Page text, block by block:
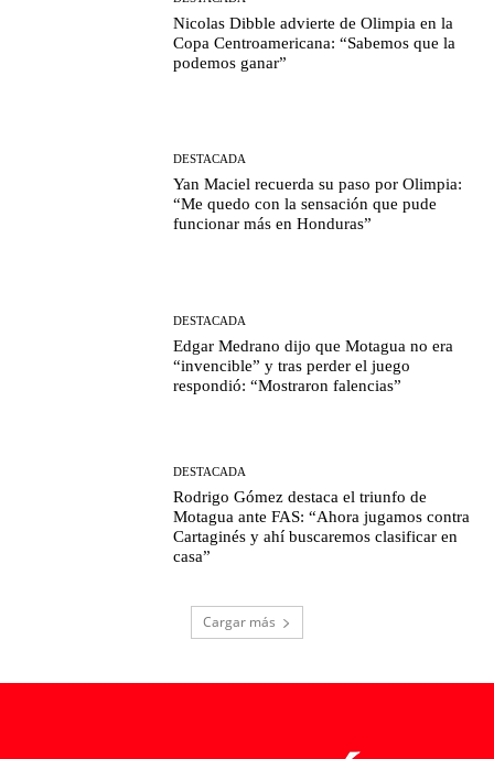
Nicolas Dibble advierte de Olimpia en la
Copa Centroamericana: “Sabemos que la
podemos ganar”
DESTACADA
Yan Maciel recuerda su paso por Olimpia:
“Me quedo con la sensación que pude
funcionar más en Honduras”
DESTACADA
Edgar Medrano dijo que Motagua no era
“invencible” y tras perder el juego
respondió: “Mostraron falencias”
DESTACADA
Rodrigo Gómez destaca el triunfo de
Motagua ante FAS: “Ahora jugamos contra
Cartaginés y ahí buscaremos clasificar en
casa”
Cargar más